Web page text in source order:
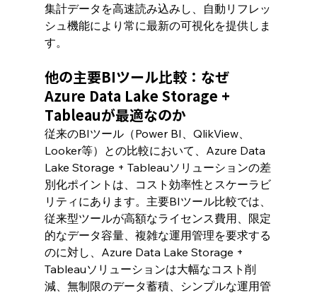
集計データを高速読み込みし、自動リフレッ
シュ機能により常に最新の可視化を提供しま
す。
他の主要BIツール比較：なぜ
Azure Data Lake Storage +
Tableauが最適なのか
従来のBIツール（Power BI、QlikView、
Looker等）との比較において、Azure Data
Lake Storage + Tableauソリューションの差
別化ポイントは、コスト効率性とスケーラビ
リティにあります。主要BIツール比較では、
従来型ツールが高額なライセンス費用、限定
的なデータ容量、複雑な運用管理を要求する
のに対し、Azure Data Lake Storage +
Tableauソリューションは大幅なコスト削
減、無制限のデータ蓄積、シンプルな運用管